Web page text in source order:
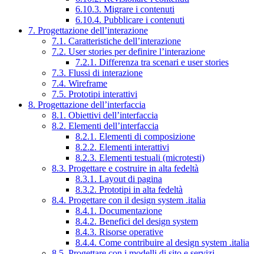
6.10.3. Migrare i contenuti
6.10.4. Pubblicare i contenuti
7. Progettazione dell’interazione
7.1. Caratteristiche dell’interazione
7.2. User stories per definire l’interazione
7.2.1. Differenza tra scenari e user stories
7.3. Flussi di interazione
7.4. Wireframe
7.5. Prototipi interattivi
8. Progettazione dell’interfaccia
8.1. Obiettivi dell’interfaccia
8.2. Elementi dell’interfaccia
8.2.1. Elementi di composizione
8.2.2. Elementi interattivi
8.2.3. Elementi testuali (microtesti)
8.3. Progettare e costruire in alta fedeltà
8.3.1. Layout di pagina
8.3.2. Prototipi in alta fedeltà
8.4. Progettare con il design system .italia
8.4.1. Documentazione
8.4.2. Benefici del design system
8.4.3. Risorse operative
8.4.4. Come contribuire al design system .italia